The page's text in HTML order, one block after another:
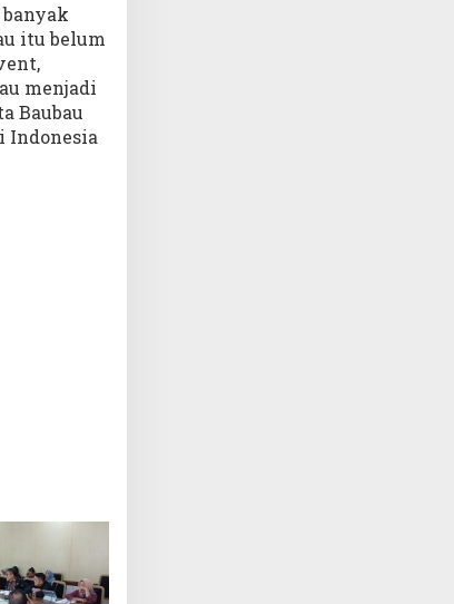
itu belum
menjadi
Baubau
Indonesia